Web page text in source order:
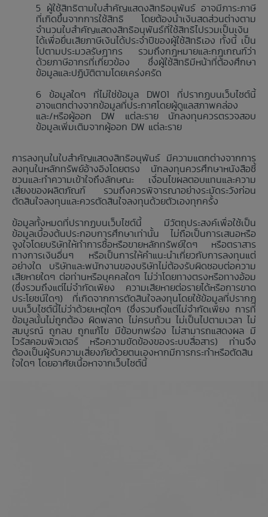
ผู้ใช้สิทธิตามใบสำคัญแสดงสิทธิอนุพันธ์ อาจมีภาระภาษี
ที่เกิดขึ้นจากการใช้สิทธิ โดยต้องนำเงินสดส่วนต่างตาม
จำนวนใบสำคัญแสดงสิทธิอนุพันธ์ที่ใช้สิทธิไปรวมเป็นเงิน
ได้เพื่อยื่นเสียภาษีเงินได้ประจำปีของผู้ใช้สิทธิเอง ทั้งนี้ เป็น
ไปตามประมวลรัษฎากร รวมถึงกฎหมายและกฎเกณฑ์ว่า
ด้วยภาษีอากรที่เกี่ยวข้อง ซึ่งผู้ใช้สิทธิมีหน้าที่ต้องศึกษา
ข้อมูลและปฏิบัติตามโดยเคร่งครัด
ข้อมูลใดๆ ที่ไม่ใช่ข้อมูล DW01 ที่ปรากฏบนเว็บไซต์นี้
อาจแตกต่างจากข้อมูลที่ประกาศโดยผู้ดูแลสภาพคล่อง
และ/หรือผู้ออก DW แต่ละราย นักลงทุนควรตรวจสอบ
ข้อมูลเพิ่มเติมจากผู้ออก DW แต่ละราย
การลงทุนในใบสำคัญแสดงสิทธิอนุพันธ์ มีความแตกต่างจากการ
ลงทุนในหลักทรัพย์อ้างอิงโดยตรง นักลงทุนควรศึกษาหนังสือชี้
ชวนและทำความเข้าใจถึงลักษณะ เงื่อนไขผลตอบแทนและความ
เสี่ยงของผลิตภัณฑ์ รวมถึงควรพิจารณาอย่างระมัดระวังก่อน
ตัดสินใจลงทุนและควรตัดสินใจลงทุนด้วยตัวเองทุกครั้ง
ข้อมูลทั้งหมดที่ปรากฏบนเว็บไซต์นี้ มีวัตถุประสงค์เพื่อใช้เป็น
ข้อมูลเบื้องต้นประกอบการศึกษาเท่านั้น ไม่ถือเป็นการเสนอหรือ
จูงใจโดยบริษัทให้ทำการซื้อหรือขายหลักทรัพย์ใดๆ หรือตราสาร
ทางการเงินอื่นๆ หรือเป็นการให้คำแนะนำเกี่ยวกับการลงทุนแต่
อย่างใด บริษัทและพนักงานของบริษัทไม่ต้องรับผิดชอบต่อความ
เสียหายใดๆ ต่อท่านหรือบุคคลใดๆ ไม่ว่าโดยทางตรงหรือทางอ้อม
(ซึ่งรวมถึงแต่ไม่จำกัดเพียง ความเสียหายต่อรายได้หรือการขาด
ประโยชน์ใดๆ) ที่เกิดจากการตัดสินใจลงทุนโดยใช้ข้อมูลที่ปรากฏ
บนเว็บไซต์นี้ไม่ว่าด้วยเหตุใดๆ (ซึ่งรวมถึงแต่ไม่จำกัดเพียง การที่
ข้อมูลนั้นไม่ถูกต้อง ผิดพลาด ไม่ครบถ้วน ไม่เป็นไปตามเวลา ไม่
สมบูรณ์ ถูกลบ ถูกแก้ไข มีข้อบกพร่อง ไม่สามารถแสดงผล มี
ไวรัสคอมพิวเตอร์ หรือความขัดข้องของระบบสื่อสาร) ท่านจึง
ต้องเป็นผู้รับความเสี่ยงภัยด้วยตนเองหากมีการกระทำหรือตัดสิน
ใจใดๆ โดยอาศัยเนื้อหาจากเว็บไซต์นี้